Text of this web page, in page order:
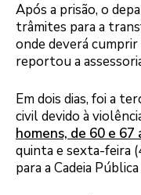
Após a prisão, o
trâmites para a
onde deverá
reportou a
Em dois dias, foi a
civil devido à
homens, de 60 e 67
quinta e sexta-feira
para a Cadeia